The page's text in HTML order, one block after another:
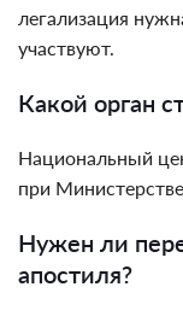
легализация
участвуют.
Какой орган
Национальный
при
Нужен ли
апостиля?